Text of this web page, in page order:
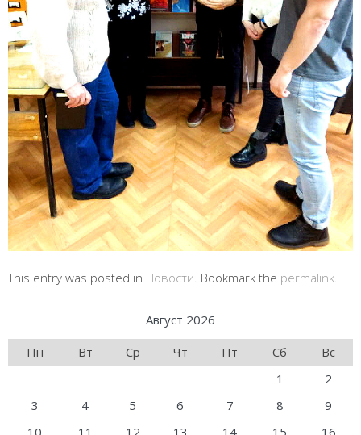
This entry was posted in Новости . Bookmark the permalink
Август 2026
Пн
Вт Ср Чт Пт Сб
Вс
1
2
3
4 5 6 7 8
9
10
11 12 13 14 15
16